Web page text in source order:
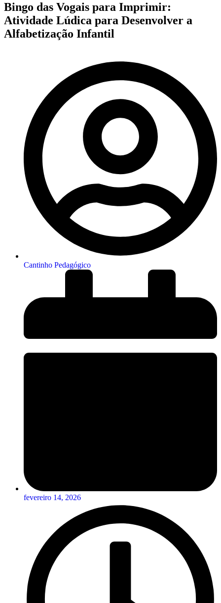
Bingo das Vogais para Imprimir:
Atividade Lúdica para Desenvolver a
Alfabetização Infantil
Cantinho Pedagógico
fevereiro 14, 2026